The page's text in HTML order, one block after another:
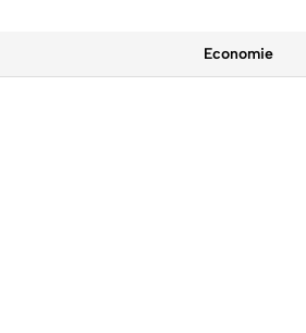
Economie